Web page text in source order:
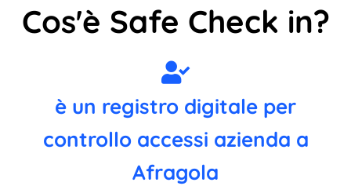
Cos'è Safe Check in?
è un registro digitale per
controllo accessi azienda a
Afragola